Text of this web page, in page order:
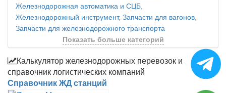
Железнодорожная автоматика и СЦБ,
Железнодорожный инструмент, Запчасти для вагонов,
Запчасти для железнодорожного транспорта
Показать больше категорий
Калькулятор железнодорожных перевозок и
справочник логистических компаний
Справочник ЖД станций